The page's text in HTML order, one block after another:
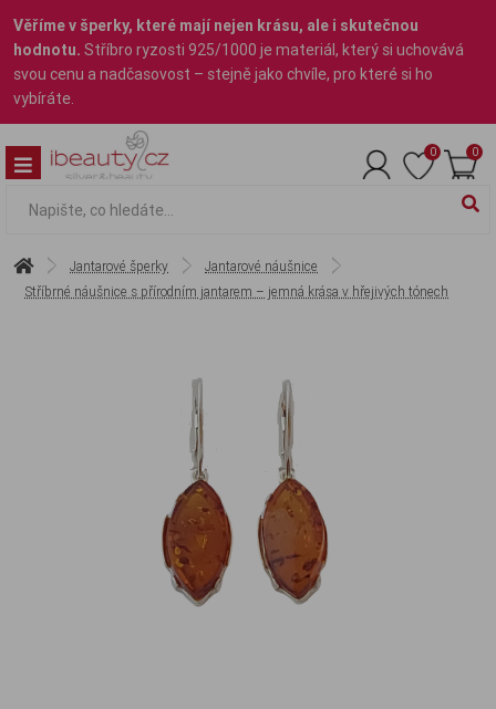
Věříme v šperky, které mají nejen krásu, ale i skutečnou
hodnotu. Stříbro ryzosti 925/1000 je materiál, který si uchovává
svou cenu a nadčasovost – stejně jako chvíle, pro které si ho
vybíráte.
0 0
Jantarové šperky
Jantarové náušnice
Stříbrné náušnice s přírodním jantarem – jemná krása v hřejivých tónech